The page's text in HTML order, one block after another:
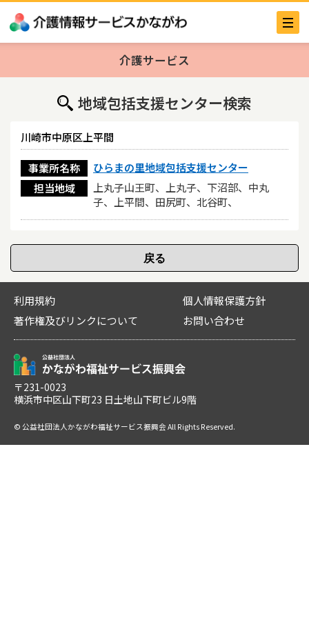
介護サービス
地域包括支援センター検索
川崎市中原区上平間
事業所名称
ひらまの里地域包括支援センター
担当地域
上丸子山王町、上丸子、下沼部、中丸
子、上平間、田尻町、北谷町、
利用規約
個人情報保護方針
著作権及びリンクについて
お問い合わせ
〒231-0023
横浜市中区山下町23 日土地山下町ビル9階
© 公益社団法人かながわ福祉サービス振興会 All Rights Reserved.